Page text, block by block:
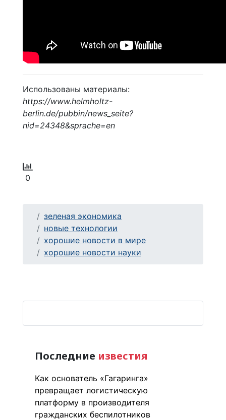
Использованы материалы:
https://www.helmholtz-
berlin.de/pubbin/news_seite?
nid=24348&sprache=en
0
зеленая экономика
новые технологии
хорошие новости в мире
хорошие новости науки
Последние известия
Как основатель «Гагаринга»
превращает логистическую
платформу в производителя
гражданских беспилотников